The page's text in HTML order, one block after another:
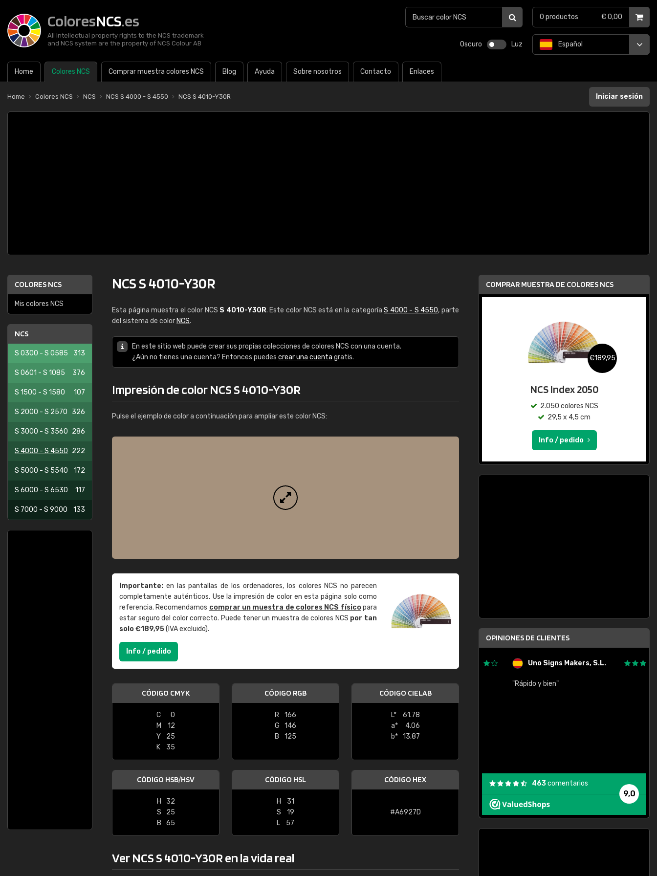
ColoresNCS.es
All intellectual property rights to the NCS trademark
and NCS system are the property of NCS Colour AB
Oscuro Luz
Home Colores NCS Comprar muestra colores NCS Blog Ayuda Sobre nosotros Contacto Enlaces
Español
0 productos € 0,00
Home Colores NCS NCS NCS S 4000 - S 4550 NCS S 4010-Y30R Iniciar sesión
COLORES NCS
Mis colores NCS
NCS
S 0300 - S 0585 313
S 0601 - S 1085 376
S 1500 - S 1580 107
S 2000 - S 2570 326
S 3000 - S 3560 286
S 4000 - S 4550 222
S 5000 - S 5540 172
S 6000 - S 6530 117
S 7000 - S 9000 133
NCS S 4010-Y30R
Esta página muestra el color NCS S 4010-Y30R. Este color NCS está en la categoríaS 4000 - S 4550, parte
del sistema de color NCS.
En este sitio web puede crear sus propias colecciones de colores NCS con una cuenta.
¿Aún no tienes una cuenta? Entonces puedes crear una cuenta gratis.
Impresión de color NCS S 4010-Y30R
Pulse el ejemplo de color a continuación para ampliar este color NCS:
Importante: en las pantallas de los ordenadores, los colores NCS no parecen
completamente auténticos. Use la impresión de color en esta página solo como
referencia. Recomendamos comprar un muestra de colores NCS físicopara
estar seguro del color correcto. Puede tener un muestra de colores NCS por tan
solo €189,95(IVA excluido).
Info / pedido
CÓDIGO CMYK
C
0
M
12
Y
25
K
35
CÓDIGO RGB
R
166
G
146
B
125
CÓDIGO CIELAB
L*
61.78
a*
4.06
b*
13.87
CÓDIGO HSB/HSV
H
32
S
25
B
65
CÓDIGO HSL
H
31
S
19
L
57
CÓDIGO HEX
#A6927D
Ver NCS S 4010-Y30R en la vida real
COMPRAR MUESTRA DE COLORES NCS
€189,95
NCS Index 2050
2.050 colores NCS
29,5 x 4,5 cm
Info / pedido
OPINIONES DE CLIENTES
"Buen servicio. No obstante No es fácil
encontrar/comprar lo que se busca"
Uno Signs Makers, S.L.
"Rápido y bien"
9,0
463comentarios